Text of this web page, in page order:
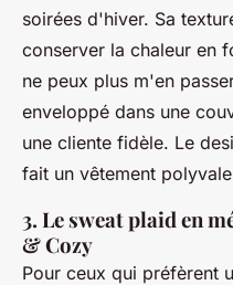
soirées d'hiver. Sa
conserver la chaleur en
ne peux plus m'en
enveloppé dans une
une cliente fidèle. Le
fait un vêtement
3. Le sweat plaid en
& Cozy
Pour ceux qui préfèrent